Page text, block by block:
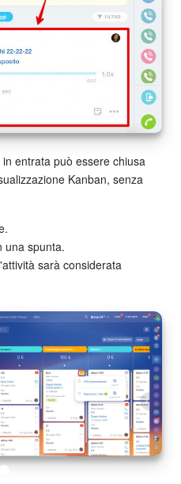
entrata può essere chiusa
Kanban, senza
una spunta.
sarà considerata